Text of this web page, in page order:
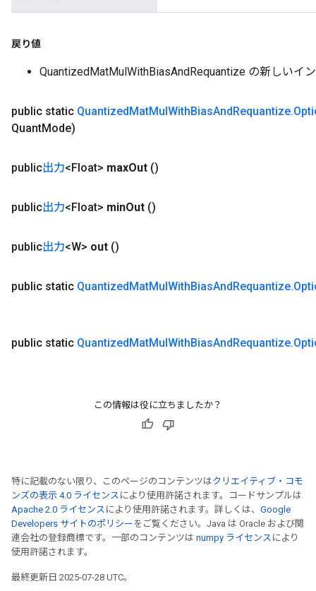
戻り値
QuantizedMatMulWithBiasAndRequantize の新しいイ
public static QuantizedMatMulWithBiasAndRequantize.
QuantMode)
public出力<Float> maxOut ()
public出力<Float> minOut ()
public出力<W> out ()
public static QuantizedMatMulWithBiasAndRequantize.
public static QuantizedMatMulWithBiasAndRequantize.
この情報は役に立ちましたか？
特に記載のない限り、このページのコンテンツはクリエイティブ・コモ
ンズの表示 4.0 ライセンス により使用許諾されます。コードサンプルは
Apache 2.0 ライセンス により使用許諾されます。詳しくは、 Google
Developers サイトのポリシー をご覧ください。Java は Oracle および関
連会社の登録商標です。一部のコンテンツは numpy ライセンス により
使用許諾されます。
最終更新日 2025-07-28 UTC。